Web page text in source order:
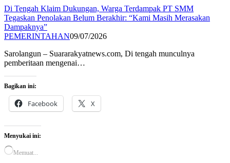
Di Tengah Klaim Dukungan, Warga Terdampak PT SMM
Tegaskan Penolakan Belum Berakhir: “Kami Masih Merasakan
Dampaknya”
PEMERINTAHAN09/07/2026
Sarolangun – Suararakyatnews.com, Di tengah munculnya
pemberitaan mengenai…
Bagikan ini:
Facebook X
Menyukai ini:
Memuat...